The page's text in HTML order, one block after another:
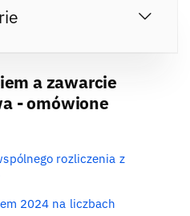
a zawarcie
- omówione
rozliczenia z
2024 na liczbach